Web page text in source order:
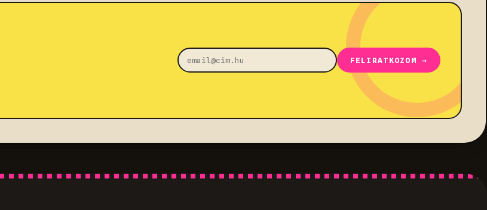
FELIRATKOZOM →